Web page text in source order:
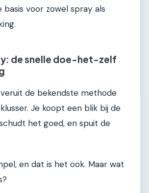
basis voor zowel spray als
de snelle doe-het-zelf
de bekendste methode
Je koopt een blik bij de
het goed, en spuit de
en dat is het ook. Maar wat